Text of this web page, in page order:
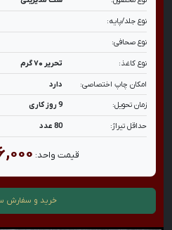
نوع جلد/پایه:
نوع صحافی:
نوع کاغذ: تحریر ۷۰ گرم
امکان چاپ اختصاصی: دارد
زمان تحویل: 9 روز کاری
حداقل تیراژ: 80 عدد
قیمت واحد:
خرید و سفارش